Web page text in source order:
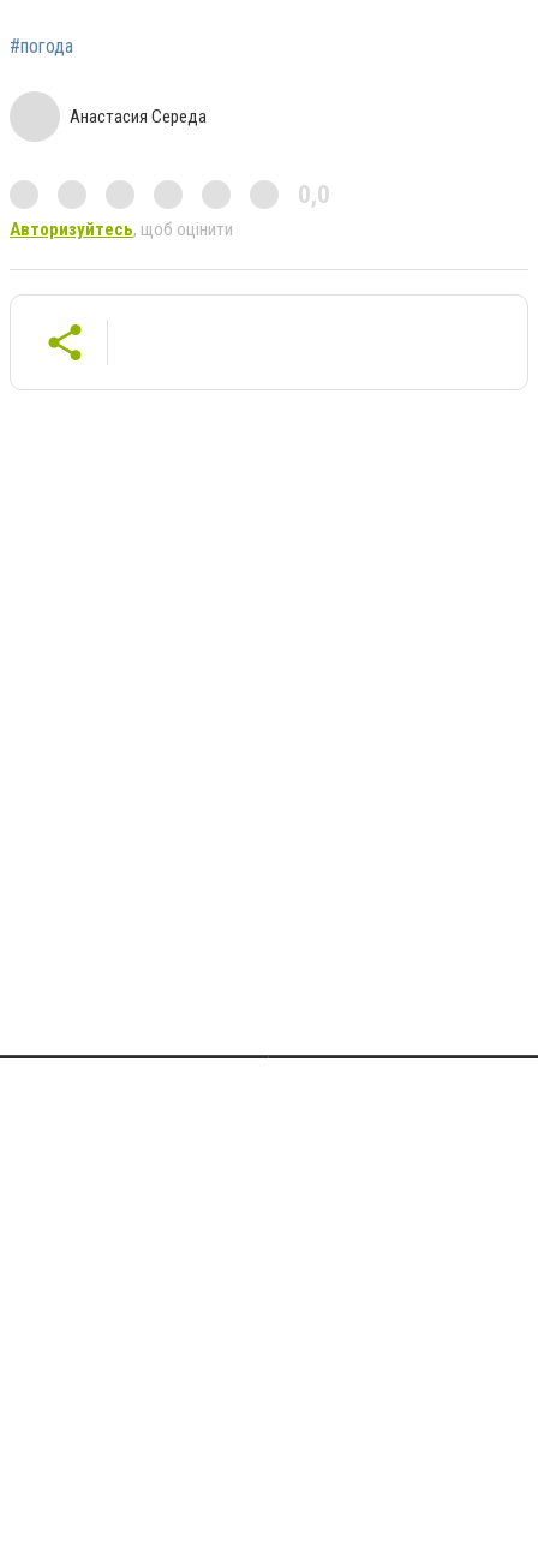
#погода
Анастасия Середа
0,0
Авторизуйтесь, щоб оцінити